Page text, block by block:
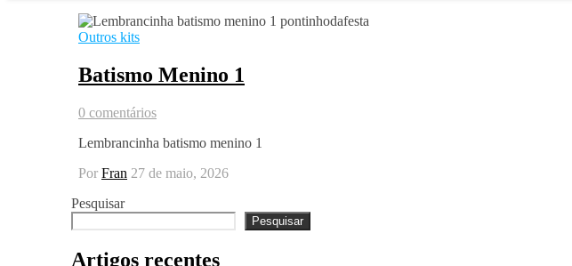
Outros kits
Batismo Menino 1
0 comentários
Lembrancinha batismo menino 1
Por Fran 27 de maio, 2026
Pesquisar
Pesquisar
Artigos recentes